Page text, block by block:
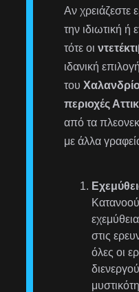
Αν χρειάζεστε
την ιδιωτική ή
τότε οι
ιδανική
του
περιοχές
από τα
με άλλα
στις
όλες οι